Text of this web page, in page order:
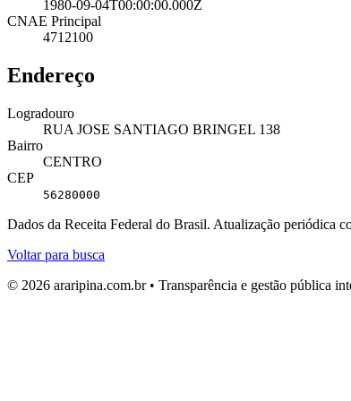
1980-09-04T00:00:00.000Z
CNAE Principal
4712100
Endereço
Logradouro
RUA JOSE SANTIAGO BRINGEL 138
Bairro
CENTRO
CEP
56280000
Dados da Receita Federal do Brasil. Atualização periódica
Voltar para busca
© 2026 araripina.com.br • Transparência e gestão pública